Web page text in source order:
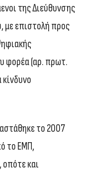
της Διεύθυνσης
με επιστολή προς
φορέα (αρ. πρωτ.
το 2007
το ΕΜΠ,
και